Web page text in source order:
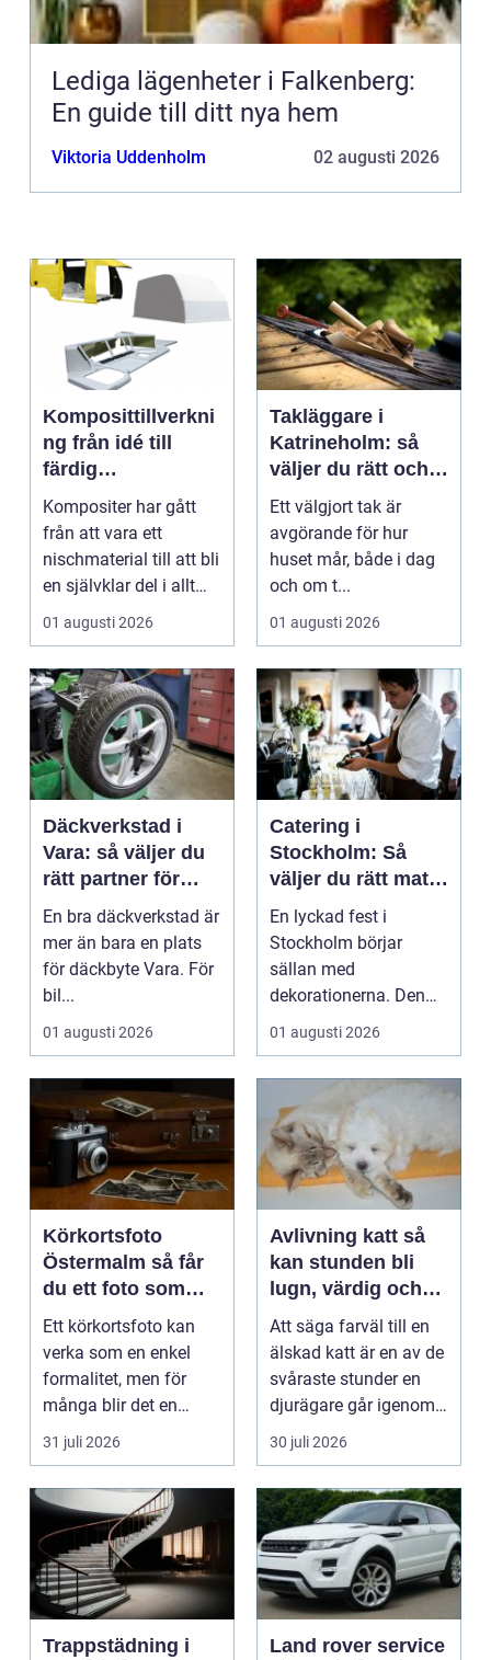
Lediga lägenheter i Falkenberg:
En guide till ditt nya hem
Viktoria Uddenholm 02 augusti 2026
Komposittillverkni
ng från idé till
färdig
högpresterande
produkt
Kompositer har gått
från att vara ett
nischmaterial till att bli
en självklar del i allt
från vindkr...
01 augusti 2026
Takläggare i
Katrineholm: så
väljer du rätt och
får ett tak som
håller
Ett välgjort tak är
avgörande för hur
huset mår, både i dag
och om t...
01 augusti 2026
Däckverkstad i
Vara: så väljer du
rätt partner för
säker körning året
runt
En bra däckverkstad är
mer än bara en plats
för däckbyte Vara. För
bil...
01 augusti 2026
Catering i
Stockholm: Så
väljer du rätt mat
till ditt evenemang
En lyckad fest i
Stockholm börjar
sällan med
dekorationerna. Den
börjar i köket....
01 augusti 2026
Körkortsfoto
Östermalm så får
du ett foto som
alltid blir godkänt
Ett körkortsfoto kan
verka som en enkel
formalitet, men för
många blir det en
oväntad källa till str...
31 juli 2026
Avlivning katt så
kan stunden bli
lugn, värdig och
trygg
Att säga farväl till en
älskad katt är en av de
svåraste stunder en
djurägare går igenom.
Beslutet o...
30 juli 2026
Trappstädning i
Land rover service